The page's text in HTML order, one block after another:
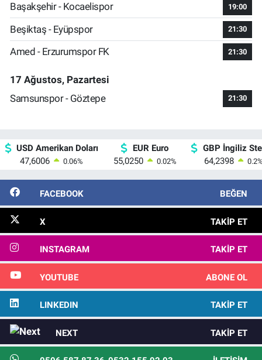
Başakşehir - Kocaelispor
19:00
Beşiktaş - Eyüpspor 21:30
Amed - Erzurumspor FK 21:30
17 Ağustos, Pazartesi
Samsunspor - Göztepe
21:30
USD Amerikan Doları
47,6006
0.06%
EUR Euro
55,0250
0.02%
GBP İngiliz
64,2398
0.2
FACEBOOK BEĞEN
X TAKIP ET
INSTAGRAM TAKIP ET
YOUTUBE ABONE OL
LINKEDIN TAKIP ET
NEXT TAKIP ET